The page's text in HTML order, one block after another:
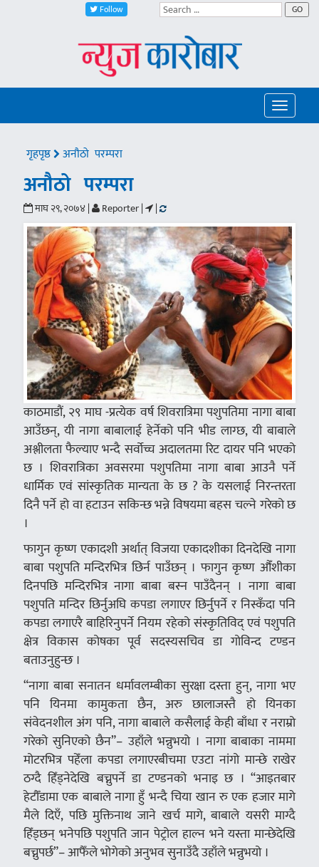
Follow GO
Toggle
गृहपृष्ठ अनौठो परम्परा
अनौठो परम्परा
माघ २९, २०७४ | Reporter | |
काठमाडौं, २९ माघ -प्रत्येक वर्ष शिवरात्रिमा पशुपतिमा नागा बाबा
आउँछन्, यी नागा बाबालाई हेर्नेको पनि भीड लाग्छ, यी बाबाले
अश्लीलता फैल्याए भन्दै सर्वोच्च अदालतमा रिट दायर पनि भएको
छ । शिवरात्रिका अवसरमा पशुपतिमा नागा बाबा आउनै पर्ने
धार्मिक एवं सांस्कृतिक मान्यता के छ ? के यसलाई निरन्तरता
दिनै पर्ने हो वा हटाउन सकिन्छ भन्ने विषयमा बहस चल्ने गरेको छ
।
फागुन कृष्ण एकादशी अर्थात् विजया एकादशीका दिनदेखि नागा
बाबा पशुपति मन्दिरभित्र छिर्न पाउँछन् । फागुन कृष्ण औँशीका
दिनपछि मन्दिरभित्र नागा बाबा बस्न पाउँदैनन् । नागा बाबा
पशुपति मन्दिर छिर्नुअघि कपडा लगाएर छिर्नुपर्ने र निस्कँदा पनि
कपडा लगाएरै बाहिरिनुपर्ने नियम रहेको संस्कृतिविद् एवं पशुपति
क्षेत्र विकास कोषका पूर्व सदस्यसचिव डा गोविन्द टण्डन
बताउनुहुन्छ ।
“नागा बाबा सनातन धर्मावलम्बीका सुरक्षा दस्ता हुन्, नागा भए
पनि यिनमा कामुकता छैन, अरु छालाजस्तै हो यिनका
संवेदनशील अंग पनि, नागा बाबाले कसैलाई केही बाँधा र नराम्रो
गरेको सुनिएको छैन”– उहाँले भन्नुभयो । नागा बाबाका नाममा
मोटरभित्र पहेँला कपडा लगाएरबीचमा एउटा नांगो मान्छे राखेर
ठग्दै हिँड्नेदेखि बच्नुपर्ने डा टण्डनको भनाइ छ । “आइतबार
हेटौँडामा एक बाबाले नागा हुँ भन्दै चिया खान रु एक हजार मागे
मैले दिएँ, पछि मुक्तिनाथ जाने खर्च मागे, बाबाले यसरी माग्दै
हिँड्छन् भनेपछि पशुपति जान पेट्रोल हाल्न भने यस्ता मान्छेदेखि
बच्नुपर्छ”– आफैँले भोगेको अनुभव सुनाउँदै उहाँले भन्नुभयो ।